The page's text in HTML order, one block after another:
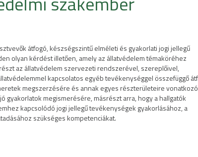
átfogó, készségszintű elméleti és gyakorlati jogi jellegű
olyan kérdést illetően, amely az állatvédelem témaköréhez
az állatvédelem szervezeti rendszerével, szereplőivel,
kapcsolatos egyéb tevékenységgel összefüggő
megszerzésére és annak egyes részterületeire vonatkozó
gyakorlatok megismerésére, másrészt arra, hogy a hallgatók
kapcsolódó jogi jellegű tevékenységek gyakorlásához, a
szükséges kompetenciákat.